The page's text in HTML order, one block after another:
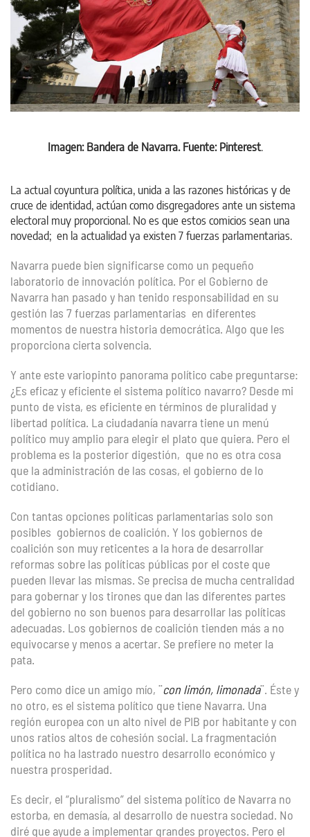
Imagen: Bandera de Navarra. Fuente: Pinterest.
La actual coyuntura política, unida a las razones históricas y de
cruce de identidad, actúan como disgregadores ante un sistema
electoral muy proporcional. No es que estos comicios sean una
novedad; en la actualidad ya existen 7 fuerzas parlamentarias.
Navarra puede bien significarse como un pequeño
laboratorio de innovación política. Por el Gobierno de
Navarra han pasado y han tenido responsabilidad en su
gestión las 7 fuerzas parlamentarias en diferentes
momentos de nuestra historia democrática. Algo que les
proporciona cierta solvencia.
Y ante este variopinto panorama político cabe preguntarse:
¿Es eficaz y eficiente el sistema político navarro? Desde mi
punto de vista, es eficiente en términos de pluralidad y
libertad política. La ciudadanía navarra tiene un menú
político muy amplio para elegir el plato que quiera. Pero el
problema es la posterior digestión, que no es otra cosa
que la administración de las cosas, el gobierno de lo
cotidiano.
Con tantas opciones políticas parlamentarias solo son
posibles gobiernos de coalición. Y los gobiernos de
coalición son muy reticentes a la hora de desarrollar
reformas sobre las políticas públicas por el coste que
pueden llevar las mismas. Se precisa de mucha centralidad
para gobernar y los tirones que dan las diferentes partes
del gobierno no son buenos para desarrollar las políticas
adecuadas. Los gobiernos de coalición tienden más a no
equivocarse y menos a acertar. Se prefiere no meter la
pata.
Pero como dice un amigo mío, ¨con limón, limonada¨. Éste y
no otro, es el sistema político que tiene Navarra. Una
región europea con un alto nivel de PIB por habitante y con
unos ratios altos de cohesión social. La fragmentación
política no ha lastrado nuestro desarrollo económico y
nuestra prosperidad.
Es decir, el “pluralismo” del sistema político de Navarra no
estorba, en demasía, al desarrollo de nuestra sociedad. No
diré que ayude a implementar grandes proyectos. Pero el